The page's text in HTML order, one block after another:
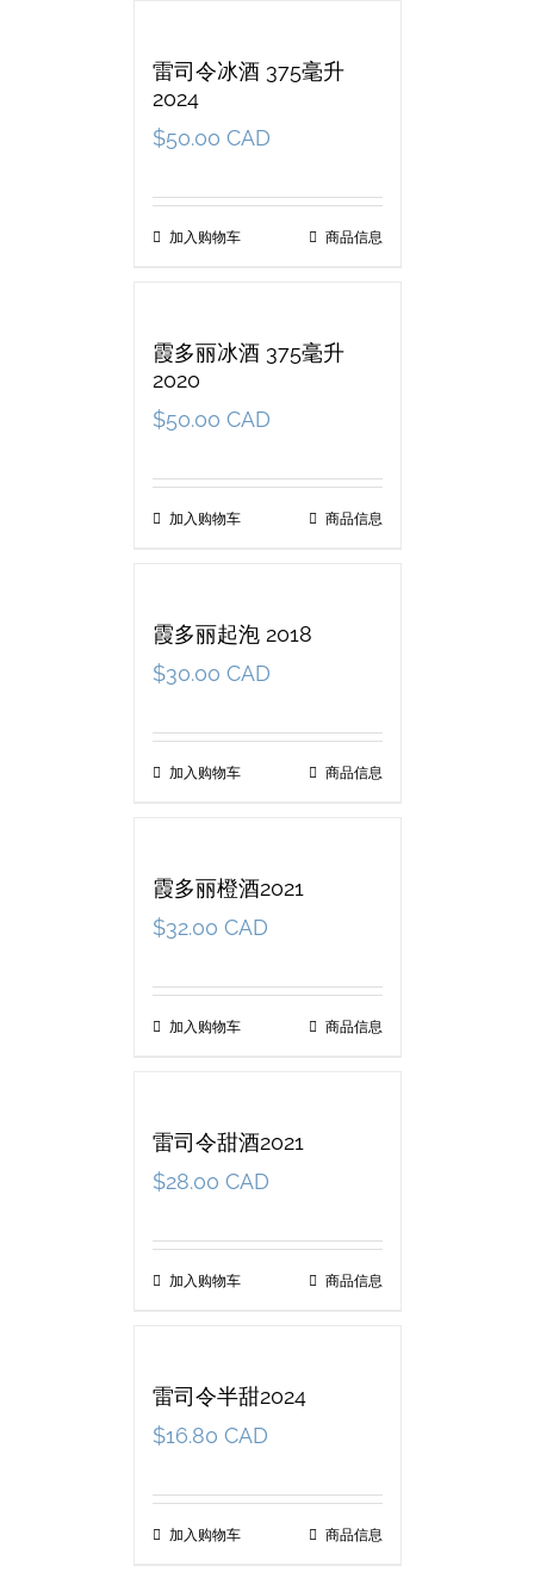
雷司令冰酒 375毫升
2024
$50.00 CAD
加入购物车 商品信息
霞多丽冰酒 375毫升
2020
$50.00 CAD
加入购物车 商品信息
霞多丽起泡 2018
$30.00 CAD
加入购物车 商品信息
霞多丽橙酒2021
$32.00 CAD
加入购物车 商品信息
雷司令甜酒2021
$28.00 CAD
加入购物车 商品信息
雷司令半甜2024
$16.80 CAD
加入购物车 商品信息